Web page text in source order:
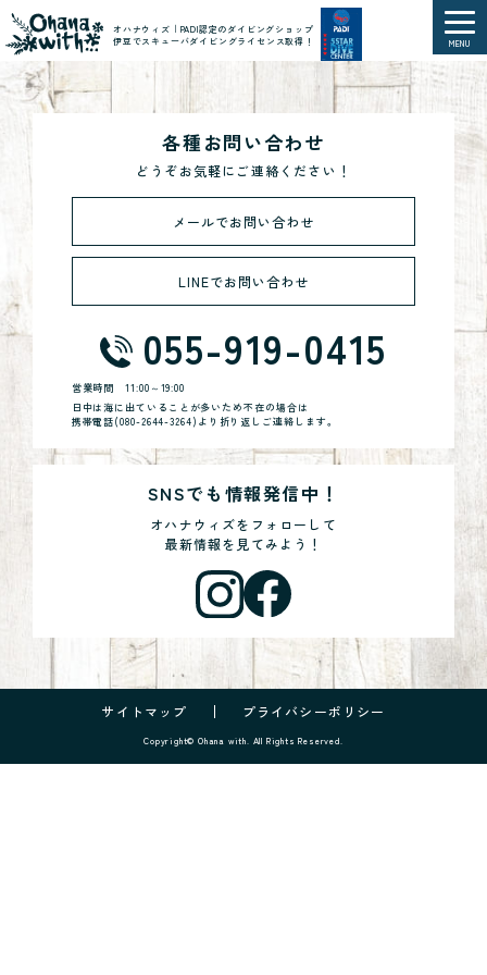
オハナウィズ｜PADI認定のダイビングショップ
伊豆でスキューバダイビングライセンス取得！
MENU
各種お問い合わせ
どうぞお気軽にご連絡ください！
メールでお問い合わせ
LINEでお問い合わせ
055-919-0415
営業時間11:00～19:00
日中は海に出ていることが多いため不在の場合は
携帯電話(080-2644-3264)より折り返しご連絡します。
SNSでも情報発信中！
オハナウィズをフォローして
最新情報を見てみよう！
サイトマップ プライバシーポリシー
Copyright© Ohana with. All Rights Reserved.